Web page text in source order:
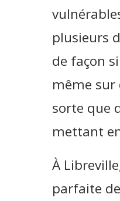
plusieurs
de façon
même sur
sorte que
mettant
À
parfaite